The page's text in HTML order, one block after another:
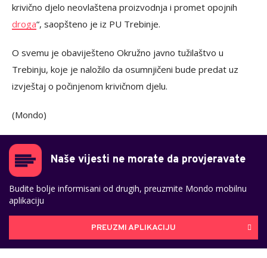
krivično djelo neovlaštena proizvodnja i promet opojnih
droga“, saopšteno je iz PU Trebinje.
O svemu je obaviješteno Okružno javno tužilaštvo u
Trebinju, koje je naložilo da osumnjičeni bude predat uz
izvještaj o počinjenom krivičnom djelu.
(Mondo)
Naše vijesti ne morate da provjeravate
Budite bolje informisani od drugih, preuzmite Mondo mobilnu
aplikaciju
PREUZMI APLIKACIJU